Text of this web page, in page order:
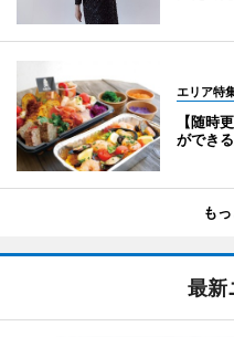
エリア特
【随時
ができ
も
最新